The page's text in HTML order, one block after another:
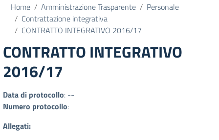
Home Amministrazione Trasparente
Personale
Contrattazione integrativa
CONTRATTO INTEGRATIVO 2016/17
CONTRATTO INTEGRATIVO
2016/17
Data di protocollo: --
Numero protocollo:
Allegati: